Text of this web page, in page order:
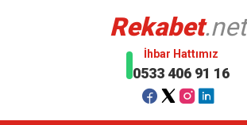
Rekabet.net
İhbar Hattımız
0533 406 91 16